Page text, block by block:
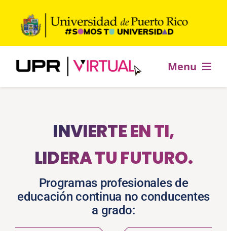
contenido
Menu
Ofrecimientos académicos
Estudia +
INVIERTE EN TI,
LIDERA TU FUTURO.
Programas profesionales de
educación continua no conducentes
a grado: